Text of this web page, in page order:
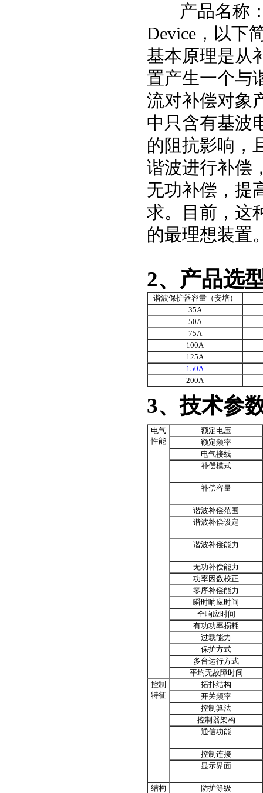
产品名称：
Device，以下
基本原理是从
置产生一个与
流对补偿对象
中只含有基波
的阻抗影响，
谐波进行补偿
无功补偿，提
求。目前，这
的最理想装置
2、产品选
谐波保护器容量（安培）
35A
50A
75A
100A
125A
150A
200A
3、技术参
电气
性能
额定电压
额定频率
电气接线
补偿模式
补偿容量
谐波补偿范围
谐波补偿设定
谐波补偿能力
无功补偿能力
功率因数校正
零序补偿能力
瞬时响应时间
全响应时间
有功功率损耗
过载能力
保护方式
多台运行方式
平均无故障时间
控制
特征
拓扑结构
开关频率
控制算法
控制器架构
通信功能
控制连接
显示界面
结构 防护等级